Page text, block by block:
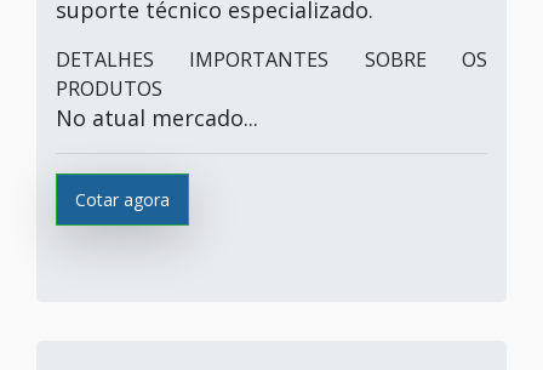
suporte técnico especializado.
DETALHES IMPORTANTES SOBRE OS
PRODUTOS
No atual mercado...
Cotar agora